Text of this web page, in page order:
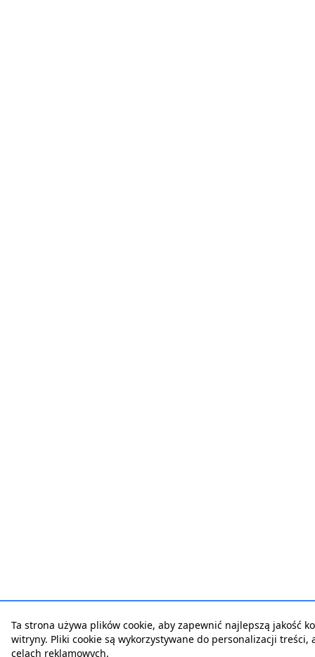
Ta strona używa plików cookie, aby zapewnić najlepszą jakość
witryny. Pliki cookie są wykorzystywane do personalizacji treści,
celach reklamowych.